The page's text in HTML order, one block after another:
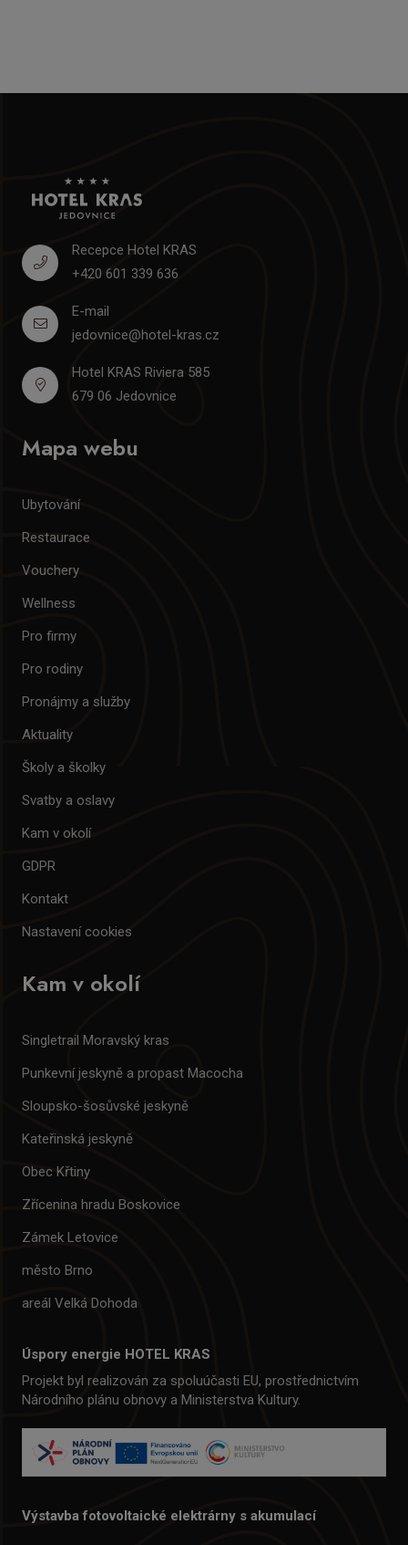
Recepce Hotel KRAS
+420 601 339 636
E-mail
jedovnice@hotel-kras.cz
Hotel KRAS Riviera 585
679 06 Jedovnice
Mapa webu
Ubytování
Restaurace
Vouchery
Wellness
Pro firmy
Pro rodiny
Pronájmy a služby
Aktuality
Školy a školky
Svatby a oslavy
Kam v okolí
GDPR
Kontakt
Nastavení cookies
Kam v okolí
Singletrail Moravský kras
Punkevní jeskyně a propast Macocha
Sloupsko-šosůvské jeskyně
Kateřinská jeskyně
Obec Křtiny
Zřícenina hradu Boskovice
Zámek Letovice
město Brno
areál Velká Dohoda
Úspory energie HOTEL KRAS
Projekt byl realizován za spoluúčasti EU, prostřednictvím
Národního plánu obnovy a Ministerstva Kultury.
Výstavba fotovoltaické elektrárny s akumulací